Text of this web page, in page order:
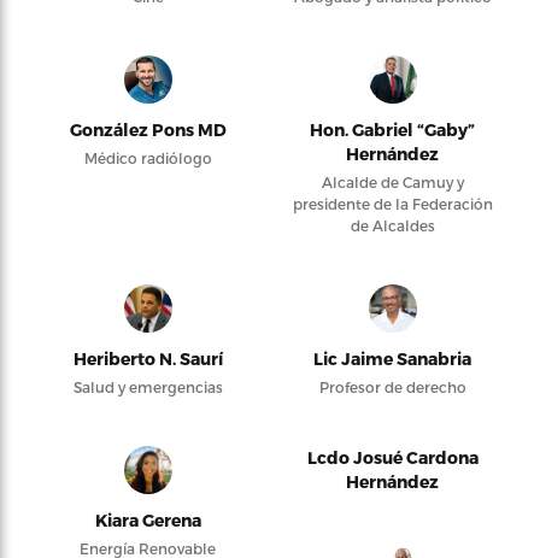
González Pons MD
Médico radiólogo
Hon. Gabriel “Gaby”
Hernández
Alcalde de Camuy y
presidente de la Federación
de Alcaldes
Heriberto N. Saurí
Salud y emergencias
Lic Jaime Sanabria
Profesor de derecho
Kiara Gerena
Energía Renovable
Lcdo Josué Cardona
Hernández